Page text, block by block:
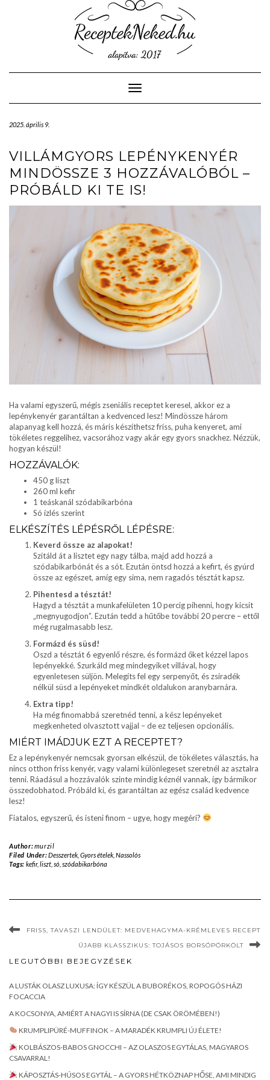
Toggle Navigation
2025. április 9.
VILLÁMGYORS LEPÉNYKENYÉR
MINDÖSSZE 3 HOZZÁVALÓBÓL –
PRÓBÁLD KI TE IS!
Ha valami egyszerű, mégis zseniális receptet keresel, akkor ez a
lepénykenyér garantáltan a kedvenced lesz! Mindössze három
alapanyag kell hozzá, és máris készíthetsz friss, puha kenyeret, ami
tökéletes reggelihez, vacsorához vagy akár egy gyors snackhez. Nézzük,
hogyan készül!
HOZZÁVALÓK:
450 g liszt
260 ml kefir
1 teáskanál szódabikarbóna
Só ízlés szerint
ELKÉSZÍTÉS LÉPÉSRŐL LÉPÉSRE:
Keverd össze az alapokat!
Szitáld át a lisztet egy nagy tálba, majd add hozzá a
szódabikarbónát és a sót. Ezután öntsd hozzá a kefirt, és gyúrd
össze az egészet, amíg egy sima, nem ragadós tésztát kapsz.
Pihentesd a tésztát!
Hagyd a tésztát a munkafelületen 10 percig pihenni, hogy kicsit
„megnyugodjon”. Ezután tedd a hűtőbe további 20 percre – ettől
még rugalmasabb lesz.
Formázd és süsd!
Oszd a tésztát 6 egyenlő részre, és formázd őket kézzel lapos
lepényekké. Szurkáld meg mindegyiket villával, hogy
egyenletesen süljön. Melegíts fel egy serpenyőt, és zsiradék
nélkül süsd a lepényeket mindkét oldalukon aranybarnára.
Extra tipp!
Ha még finomabbá szeretnéd tenni, a kész lepényeket
megkenheted olvasztott vajjal – de ez teljesen opcionális.
MIÉRT IMÁDJUK EZT A RECEPTET?
Ez a lepénykenyér nemcsak gyorsan elkészül, de tökéletes választás, ha
nincs otthon friss kenyér, vagy valami különlegeset szeretnél az asztalra
tenni. Ráadásul a hozzávalók szinte mindig kéznél vannak, így bármikor
összedobhatod. Próbáld ki, és garantáltan az egész család kedvence
lesz!
Fiatalos, egyszerű, és isteni finom – ugye, hogy megéri?
Author:murzil
Filed Under:Desszertek, Gyors ételek, Nassolós
Tags: kefir, liszt, só, szódabikarbóna
FRISS, TAVASZI LENDÜLET: MEDVEHAGYMA-KRÉMLEVES RECEPT
ÚJABB KLASSZIKUS: TOJÁSOS BORSÓPÖRKÖLT
LEGUTÓBBI BEJEGYZÉSEK
A LUSTÁK OLASZ LUXUSA: ÍGY KÉSZÜL A BUBORÉKOS, ROPOGÓS HÁZI
FOCACCIA
A KOCSONYA, AMIÉRT A NAGYI IS SÍRNA (DE CSAK ÖRÖMÉBEN!)
KRUMPLIPÜRÉ-MUFFINOK – A MARADÉK KRUMPLI ÚJ ÉLETE!
KOLBÁSZOS-BABOS GNOCCHI – AZ OLASZOS EGYTÁLAS, MAGYAROS
CSAVARRAL!
KÁPOSZTÁS-HÚSOS EGYTÁL – A GYORS HÉTKÖZNAP HŐSE, AMI MINDIG